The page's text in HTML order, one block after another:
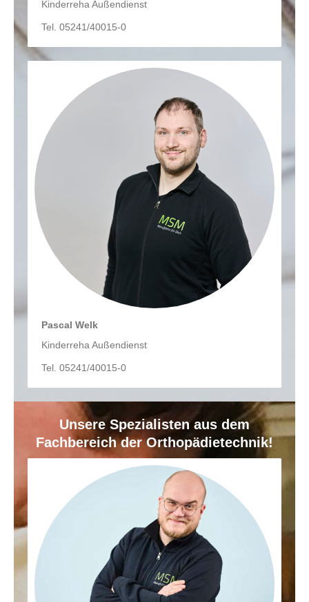
Kinderreha Außendienst
Tel. 05241/40015-0
Pascal Welk
Kinderreha Außendienst
Tel. 05241/40015-0
Unsere Spezialisten aus dem
Fachbereich der Orthopädietechnik!